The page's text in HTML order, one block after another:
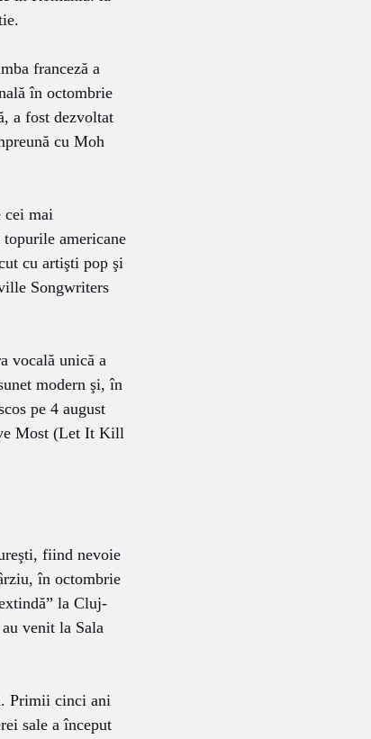
franceză a
în octombrie
a fost dezvoltat
cu Moh
cei mai
americane
cu artişti pop şi
Songwriters
vocală unică a
modern şi, în
pe 4 august
Most (Let It Kill
fiind nevoie
în octombrie
la Cluj-
venit la Sala
Primii cinci ani
sale a început